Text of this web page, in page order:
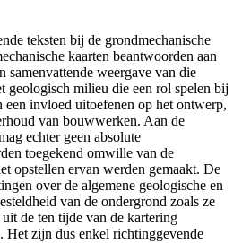
teksten bij de grondmechanische
kaarten beantwoorden aan
samenvattende weergave van die
geologisch milieu die een rol spelen bij
een invloed uitoefenen op het ontwerp,
van bouwwerken. Aan de
echter geen absolute
toegekend omwille van de
opstellen ervan werden gemaakt. De
over de algemene geologische en
van de ondergrond zoals ze
de ten tijde van de kartering
Het zijn dus enkel richtinggevende